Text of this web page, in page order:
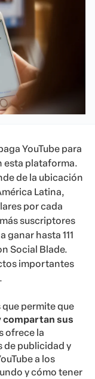
YouTube para
esta plataforma.
de la ubicación
Latina,
por cada
suscriptores
ganar hasta 111
Social Blade.
importantes
que permite que
compartan sus
ofrece la
de publicidad y
a los
y cómo tener